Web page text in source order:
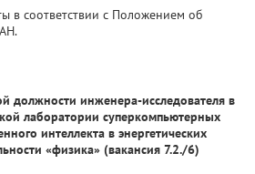
в соответствии с Положением об
должности инженера-исследователя в
лаборатории суперкомпьютерных
интеллекта в энергетических
«физика» (вакансия 7.2./6)